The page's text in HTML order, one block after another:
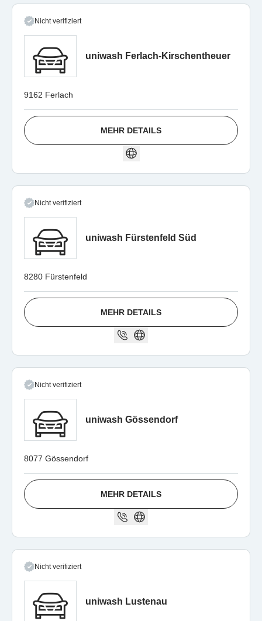
Nicht verifiziert
uniwash Ferlach-Kirschentheuer
9162 Ferlach
MEHR DETAILS
Nicht verifiziert
uniwash Fürstenfeld Süd
8280 Fürstenfeld
MEHR DETAILS
Nicht verifiziert
uniwash Gössendorf
8077 Gössendorf
MEHR DETAILS
Nicht verifiziert
uniwash Lustenau